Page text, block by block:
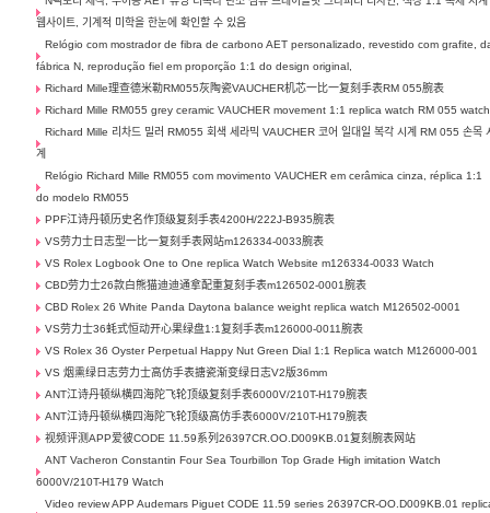
웹사이트, 기계적 미학을 한눈에 확인할 수 있음
Relógio com mostrador de fibra de carbono AET personalizado, revestido com grafite,
fábrica N, reprodução fiel em proporção 1:1 do design original,
Richard Mille理查德米勒RM055灰陶瓷VAUCHER机芯一比一复刻手表RM 055腕表
Richard Mille RM055 grey ceramic VAUCHER movement 1:1 replica watch RM 055 watch
Richard Mille 리차드 밀러 RM055 회색 세라믹 VAUCHER 코어 일대일 복각 시계 RM 055 손목
계
Relógio Richard Mille RM055 com movimento VAUCHER em cerâmica cinza, réplica 1:1
do modelo RM055
PPF江诗丹顿历史名作顶级复刻手表4200H/222J-B935腕表
VS劳力士日志型一比一复刻手表网站m126334-0033腕表
VS Rolex Logbook One to One replica Watch Website m126334-0033 Watch
CBD劳力士26款白熊猫迪迪通拿配重复刻手表m126502-0001腕表
CBD Rolex 26 White Panda Daytona balance weight replica watch M126502-0001
VS劳力士36蚝式恒动开心果绿盘1:1复刻手表m126000-0011腕表
VS Rolex 36 Oyster Perpetual Happy Nut Green Dial 1:1 Replica watch M126000-001
VS 烟熏绿日志劳力士高仿手表搪瓷渐变绿日志V2版36mm
ANT江诗丹顿纵横四海陀飞轮顶级复刻手表6000V/210T-H179腕表
ANT江诗丹顿纵横四海陀飞轮顶级高仿手表6000V/210T-H179腕表
视频评测APP爱彼CODE 11.59系列26397CR.OO.D009KB.01复刻腕表网站
ANT Vacheron Constantin Four Sea Tourbillon Top Grade High imitation Watch
6000V/210T-H179 Watch
Video review APP Audemars Piguet CODE 11.59 series 26397CR-OO.D009KB.01